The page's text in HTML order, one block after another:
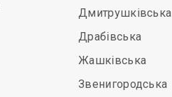
Дмитрушківська
Драбівська
Жашківська
Звенигородська